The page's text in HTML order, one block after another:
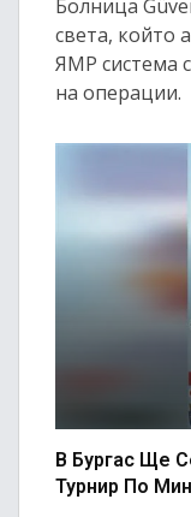
Болница
света, който
ЯМР система
на операции.
В Бургас Ще
Турнир По